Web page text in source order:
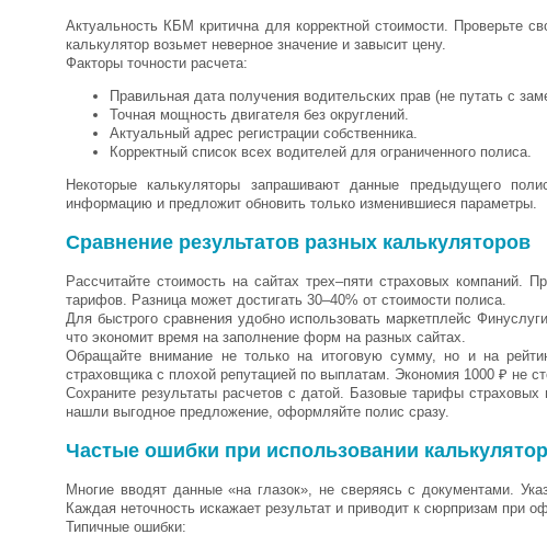
Актуальность КБМ критична для корректной стоимости. Проверьте
калькулятор возьмет неверное значение и завысит цену.
Факторы точности расчета:
Правильная дата получения водительских прав (не путать с
Точная мощность двигателя без округлений.
Актуальный адрес регистрации собственника.
Корректный список всех водителей для ограниченного полиса.
Некоторые калькуляторы запрашивают данные предыдущего
информацию и предложит обновить только изменившиеся параметры.
Сравнение результатов разных калькуляторов
Рассчитайте стоимость на сайтах трех–пяти страховых
тарифов. Разница может достигать 30–40% от стоимости полиса.
Для быстрого сравнения удобно использовать маркетплейс
что экономит время на заполнение форм на разных сайтах.
Обращайте внимание не только на итоговую сумму, но и на
страховщика с плохой репутацией по выплатам. Экономия 1000 ₽ не
Сохраните результаты расчетов с датой. Базовые тарифы
нашли выгодное предложение, оформляйте полис сразу.
Частые ошибки при использовании
Многие вводят данные «на глазок», не сверяясь с документами.
Каждая неточность искажает результат и приводит к сюрпризам при
Типичные ошибки: